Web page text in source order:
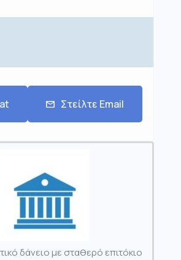
Στείλτε Email
δάνειο με σταθερό επιτόκιο